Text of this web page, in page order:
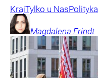
KrajTylko u NasPolityka
Magdalena Frindt